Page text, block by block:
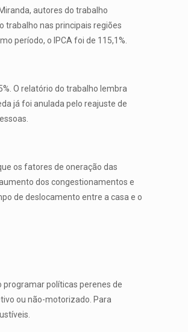
autores do trabalho
trabalho nas principais regiões
período, o IPCA foi de 115,1%.
O relatório do trabalho lembra
já foi anulada pelo reajuste de
os fatores de oneração das
dos congestionamentos e
de deslocamento entre a casa e o
programar políticas perenes de
ou não-motorizado. Para